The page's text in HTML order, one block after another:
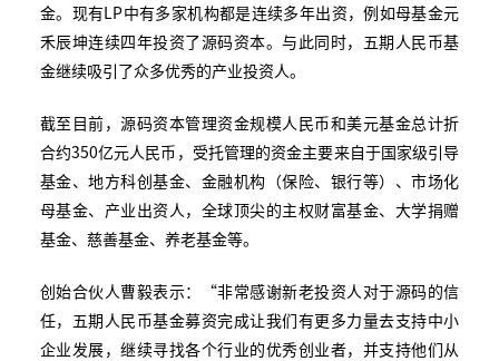
金。现有LP中有多家机构都是连续多年出资，例如母基金元
禾辰坤连续四年投资了源码资本。与此同时，五期人民币基
金继续吸引了众多优秀的产业投资人。
截至目前，源码资本管理资金规模人民币和美元基金总计折
合约350亿元人民币，受托管理的资金主要来自于国家级引导
基金、地方科创基金、金融机构（保险、银行等）、市场化
母基金、产业出资人，全球顶尖的主权财富基金、大学捐赠
基金、慈善基金、养老基金等。
创始合伙人曹毅表示：“非常感谢新老投资人对于源码的信
任，五期人民币基金募资完成让我们有更多力量去支持中小
企业发展，继续寻找各个行业的优秀创业者，并支持他们从